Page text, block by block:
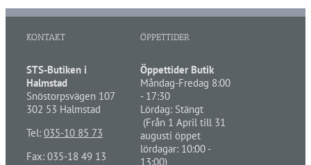
KONTAKT
STS-Butiken i
Halmstad
Snöstorpsvägen 107
302 53 Halmstad
Tel: 035-10 85 73
Fax: 035-18 49 13
ÖPPETTIDER
Öppettider Butik
Måndag-Fredag 8:00
- 17:30
Lördag: Stängt
(Från 1 April till 31
augusti öppet
lördagar: 10:00 -
13:00)